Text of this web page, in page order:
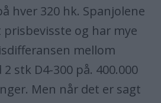
hver 320 hk. Spanjolene
og har mye
mellom
stk D4-300 på. 400.000
Men når det er sagt